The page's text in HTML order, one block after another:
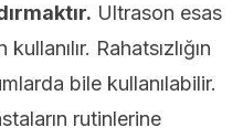
Ultrason esas
Rahatsızlığın
bile kullanılabilir.
rutinlerine